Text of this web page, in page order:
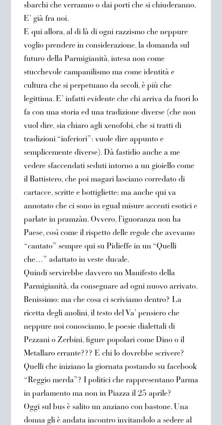
sbarchi che verranno o dai porti che si chiuderanno.
E’ già fra noi.
E qui allora, al di là di ogni razzismo che neppure
voglio prendere in considerazione, la domanda sul
futuro della Parmigianità, intesa non come
stucchevole campanilismo ma come identità e
cultura che si perpetuano da secoli, è più che
legittima. E’ infatti evidente che chi arriva da fuori lo
fa con una storia ed una tradizione diverse (che non
vuol dire, sia chiaro agli xenofobi, che si tratti di
tradizioni “inferiori”: vuole dire appunto e
semplicemente diverse). Dà fastidio anche a me
vedere sfaccendati seduti intorno a un gioiello come
il Battistero, che poi magari lasciano corredato di
cartacce, scritte e bottigliette: ma anche qui va
annotato che ci sono in egual misure accenti esotici e
parlate in pramzàn. Ovvero, l’ignoranza non ha
Paese, così come il rispetto delle regole che avevamo
“cantato” sempre qui su Pidieffe in un “Quelli
che…” adattato in veste ducale.
Quindi servirebbe davvero un Manifesto della
Parmigianità, da consegnare ad ogni nuovo arrivato.
Benissimo: ma che cosa ci scriviamo dentro? La
ricetta degli anolini, il testo del Va’ pensiero che
neppure noi conosciamo, le poesie dialettali di
Pezzani o Zerbini, figure popolari come Dino o il
Metallaro errante??? E chi lo dovrebbe scrivere?
Quelli che iniziano la giornata postando su facebook
“Reggio merda”? I politici che rappresentano Parma
in parlamento ma non in Piazza il 25 aprile?
Oggi sul bus è salito un anziano con bastone. Una
donna gli è andata incontro invitandolo a sedere al